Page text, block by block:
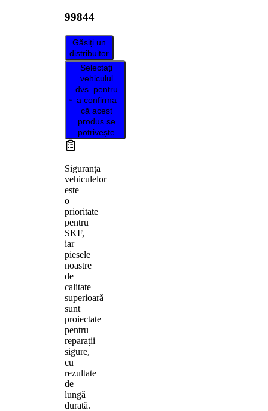
99844
Găsiți un
distribuitor
Selectați
vehiculul
dvs. pentru
a confirma
că acest
produs se
potrivește
Siguranța
vehiculelor
este
o
prioritate
pentru
SKF,
iar
piesele
noastre
de
calitate
superioară
sunt
proiectate
pentru
reparații
sigure,
cu
rezultate
de
lungă
durată.